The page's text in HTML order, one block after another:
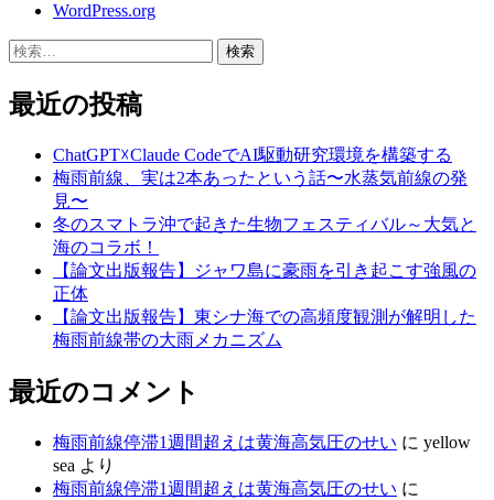
WordPress.org
検
最近の投稿
ChatGPT☓Claude CodeでAI駆動研究環境を構築する
梅雨前線、実は2本あったという話〜水蒸気前線の発
見〜
冬のスマトラ沖で起きた生物フェスティバル～大気と
海のコラボ！
【論文出版報告】ジャワ島に豪雨を引き起こす強風の
正体
【論文出版報告】東シナ海での高頻度観測が解明した
梅雨前線帯の大雨メカニズム
最近のコメント
梅雨前線停滞1週間超えは黄海高気圧のせい に yellow
sea より
梅雨前線停滞1週間超えは黄海高気圧のせい に